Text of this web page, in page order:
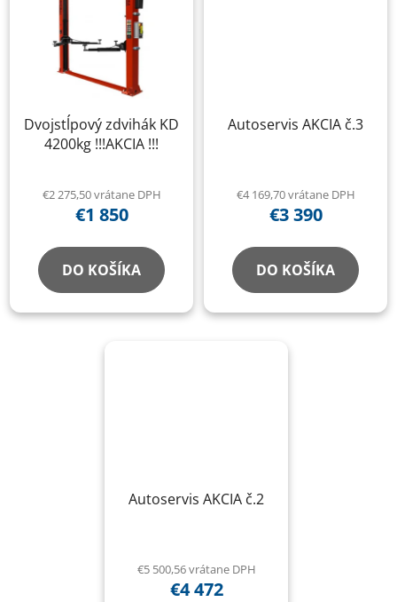
Dvojstĺpový zdvihák KD
4200kg !!!AKCIA !!!
€2 275,50 vrátane DPH
€1 850
DO KOŠÍKA
Autoservis AKCIA č.3
€4 169,70 vrátane DPH
€3 390
DO KOŠÍKA
Autoservis AKCIA č.2
€5 500,56 vrátane DPH
€4 472